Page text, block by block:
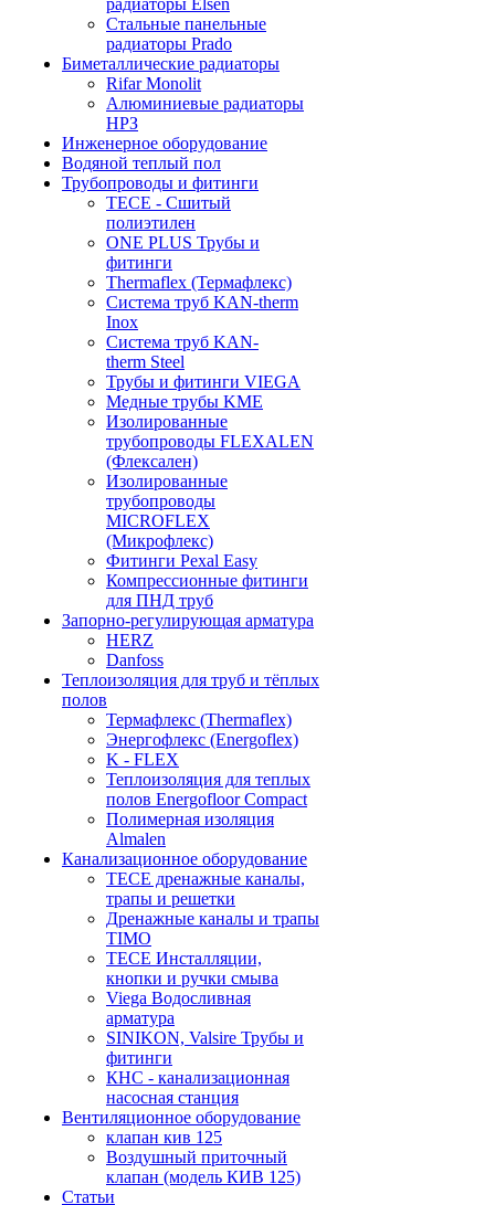
радиаторы Elsen
Стальные панельные
радиаторы Prado
Биметаллические радиаторы
Rifar Monolit
Алюминиевые радиаторы
НРЗ
Инженерное оборудование
Водяной теплый пол
Трубопроводы и фитинги
ТЕСЕ - Сшитый
полиэтилен
ONE PLUS Трубы и
фитинги
Thermaflex (Термафлекс)
Система труб KAN-therm
Inox
Система труб KAN-
therm Steel
Трубы и фитинги VIEGA
Медные трубы KME
Изолированные
трубопроводы FLEXALEN
(Флексален)
Изолированные
трубопроводы
MICROFLEX
(Микрофлекс)
Фитинги Pexal Easy
Компрессионные фитинги
для ПНД труб
Запорно-регулирующая арматура
HERZ
Danfoss
Теплоизоляция для труб и тёплых
полов
Термафлекс (Thermaflex)
Энергофлекс (Energoflex)
K - FLEX
Теплоизоляция для теплых
полов Energofloor Compact
Полимерная изоляция
Almalen
Канализационное оборудование
TECE дренажные каналы,
трапы и решетки
Дренажные каналы и трапы
TIMO
TECE Инсталляции,
кнопки и ручки смыва
Viega Водосливная
арматура
SINIKON, Valsire Трубы и
фитинги
КНС - канализационная
насосная станция
Вентиляционное оборудование
клапан кив 125
Воздушный приточный
клапан (модель КИВ 125)
Статьи